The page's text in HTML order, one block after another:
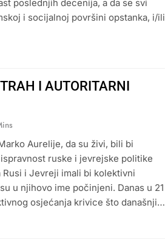
poslednjih decenija, a da se svi
i socijalnoj površini opstanka, i/ili
I AUTORITARNI
Aurelije, da su živi, bili bi
ruske i jevrejske politike
Rusi i Jevreji imali bi kolektivni
u njihovo ime počinjeni. Danas u 21
osjećanja krivice što današnji…